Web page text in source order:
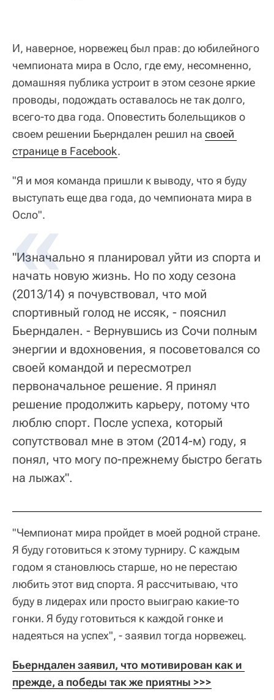
И, наверное, норвежец был прав: до юбилейного
чемпионата мира в Осло, где ему, несомненно,
домашняя публика устроит в этом сезоне яркие
проводы, подождать оставалось не так долго,
всего-то два года. Оповестить болельщиков о
своем решении Бьерндален решил на своей
странице в Facebook.
"Я и моя команда пришли к выводу, что я буду
выступать еще два года, до чемпионата мира в
Осло".
"Изначально я планировал уйти из спорта и
начать новую жизнь. Но по ходу сезона
(2013/14) я почувствовал, что мой
спортивный голод не иссяк, - пояснил
Бьерндален. - Вернувшись из Сочи полным
энергии и вдохновения, я посоветовался со
своей командой и пересмотрел
первоначальное решение. Я принял
решение продолжить карьеру, потому что
люблю спорт. После успеха, который
сопутствовал мне в этом (2014-м) году, я
понял, что могу по-прежнему быстро бегать
на лыжах".
"Чемпионат мира пройдет в моей родной стране.
Я буду готовиться к этому турниру. С каждым
годом я становлюсь старше, но не перестаю
любить этот вид спорта. Я рассчитываю, что
буду в лидерах или просто выиграю какие-то
гонки. Я буду готовиться к каждой гонке и
надеяться на успех", - заявил тогда норвежец.
Бьерндален заявил, что мотивирован как и
прежде, а победы так же приятны >>>